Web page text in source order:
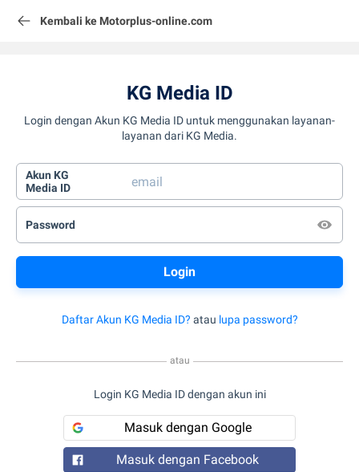
Kembali ke Motorplus-online.com
KG Media ID
Login dengan Akun KG Media ID untuk menggunakan layanan-
layanan dari KG Media.
Akun KG
Media ID
Password
Daftar Akun KG Media ID? atau lupa password?
atau
Login KG Media ID dengan akun ini
Masuk dengan Google
Masuk dengan Facebook